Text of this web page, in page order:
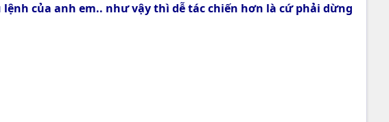
của anh em.. như vậy thì dễ tác chiến hơn là cứ phải dừng